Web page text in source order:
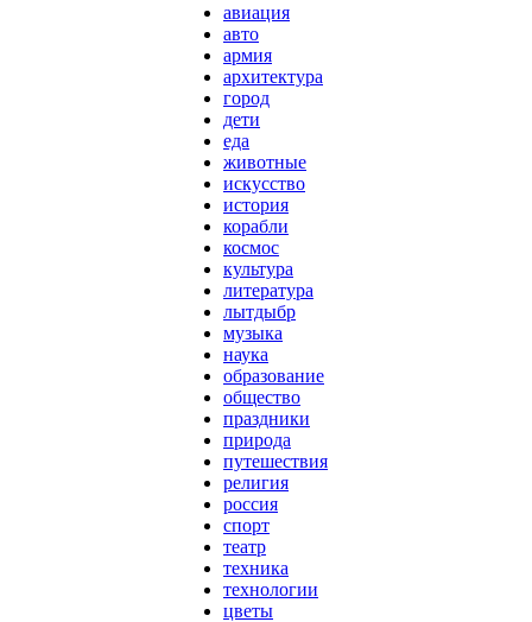
авиация
авто
армия
архитектура
город
дети
еда
животные
искусство
история
корабли
космос
культура
литература
лытдыбр
музыка
наука
образование
общество
праздники
природа
путешествия
религия
россия
спорт
театр
техника
технологии
цветы